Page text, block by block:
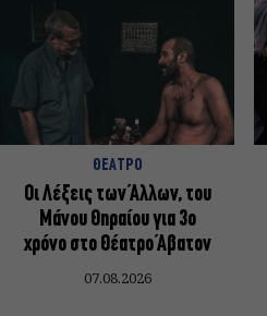
ΘΕΑΤΡΟ
Οι Λέξεις των Άλλων, του
Μάνου Θηραίου για 3ο
χρόνο στο Θέατρο Άβατον
07.08.2026